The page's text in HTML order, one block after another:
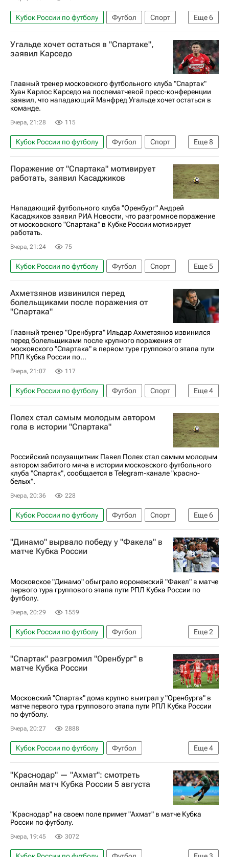
Еще6
Кубок России по футболу Футбол
Спорт
Россия
Карлос Карседо
Манфред Угальде
Спартак Москва
РПЛ 2026-2027 (Чемпионат России по футболу)
Оренбург
Угальде хочет остаться в "Спартаке",
заявил Карседо
Главный тренер московского футбольного клуба "Спартак"
Хуан Карлос Карседо на послематчевой пресс-конференции
заявил, что нападающий Манфред Угальде хочет остаться в
команде.
Вчера, 21:28 115
Еще8
Кубок России по футболу Футбол
Спорт
Карлос Карседо
Ливай Гарсия
Манфред Угальде
Мирлинд Даку
РПЛ 2026-2027 (Чемпионат России по футболу)
Спартак Москва
Поражение от "Спартака" мотивирует
работать, заявил Касаджиков
Нападающий футбольного клуба "Оренбург" Андрей
Касаджиков заявил РИА Новости, что разгромное поражение
от московского "Спартака" в Кубке России мотивирует
работать.
Вчера, 21:24 75
Еще5
Кубок России по футболу Футбол
Спорт
Россия
Оренбург
Спартак Москва
РПЛ 2026-2027 (Чемпионат России по футболу)
Андрей Касаджиков
Ахметзянов извинился перед
болельщиками после поражения от
"Спартака"
Главный тренер "Оренбурга" Ильдар Ахметзянов извинился
перед болельщиками после крупного поражения от
московского "Спартака" в первом туре группового этапа пути
РПЛ Кубка России по...
Вчера, 21:07 117
Еще4
Кубок России по футболу Футбол
Спорт
Ильдар Ахметзянов
Оренбург
РПЛ 2026-2027 (Чемпионат России по футболу)
Полех стал самым молодым автором
гола в истории "Спартака"
Российский полузащитник Павел Полех стал самым молодым
автором забитого мяча в истории московского футбольного
клуба "Спартак", сообщается в Telegram-канале "красно-
белых".
Вчера, 20:36 228
Еще6
Кубок России по футболу Футбол
Спорт
Кристофер Ву
Жано Ананидзе
Оренбург
Краснодар
РПЛ 2026-2027 (Чемпионат России по футболу)
Спартак Москва
"Динамо" вырвало победу у "Факела" в
матче Кубка России
Московское "Динамо" обыграло воронежский "Факел" в матче
первого тура группового этапа пути РПЛ Кубка России по
футболу.
Вчера, 20:29 1559
Еще2
Кубок России по футболу
Футбол
Динамо Москва
Факел
"Спартак" разгромил "Оренбург" в
матче Кубка России
Московский "Спартак" дома крупно выиграл у "Оренбурга" в
матче первого тура группового этапа пути РПЛ Кубка России
по футболу.
Вчера, 20:27 2888
Еще4
Кубок России по футболу
Футбол
Манфред Угальде
Пабло Солари
Спартак Москва
Оренбург
"Краснодар" — "Ахмат": смотреть
онлайн матч Кубка России 5 августа
"Краснодар" на своем поле примет "Ахмат" в матче Кубка
России по футболу.
Вчера, 19:45 3072